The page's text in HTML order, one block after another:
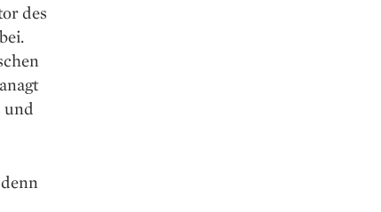
des
und